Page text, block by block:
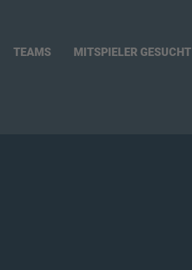
TEAMS MITSPIELER GESUCHT